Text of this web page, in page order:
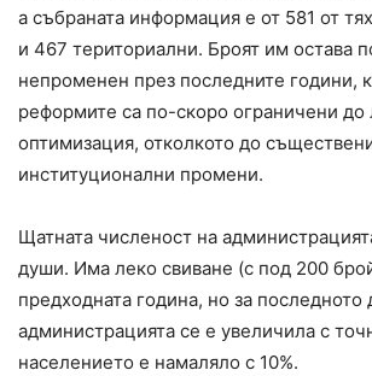
а събраната информация е от 581 от
и 467 териториални. Броят им остава
непроменен през последните години,
реформите са по-скоро ограничени до
оптимизация, отколкото до
институционални промени.
Щатната численост на
души. Има леко свиване (с под 200
предходната година, но за последното
администрацията се е увеличила с
населението е намаляло с 10%.